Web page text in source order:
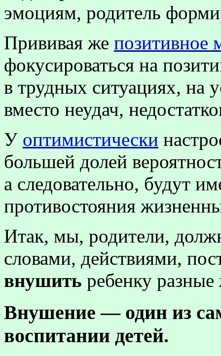
эмоциям, родитель
Прививая же позитивное
фокусироваться на
в трудных ситуациях, на
вместо неудач,
У оптимистически
большей долей
а следовательно, будут
противостояния
Итак, мы, родители,
словами, действиями,
внушить ребенку
Внушение — один из
воспитании детей.